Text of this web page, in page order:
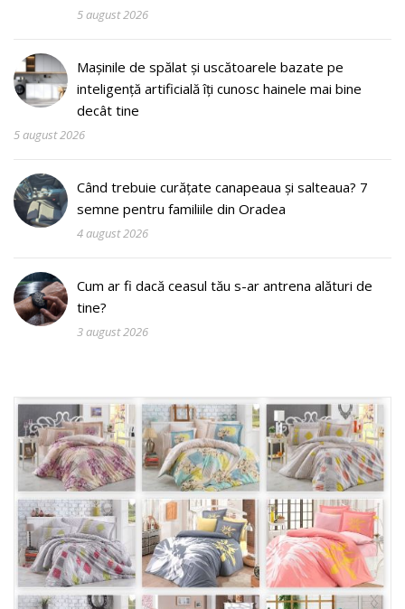
5 august 2026
Mașinile de spălat și uscătoarele bazate pe
inteligență artificială îți cunosc hainele mai bine
decât tine
5 august 2026
Când trebuie curățate canapeaua și salteaua? 7
semne pentru familiile din Oradea
4 august 2026
Cum ar fi dacă ceasul tău s-ar antrena alături de
tine?
3 august 2026